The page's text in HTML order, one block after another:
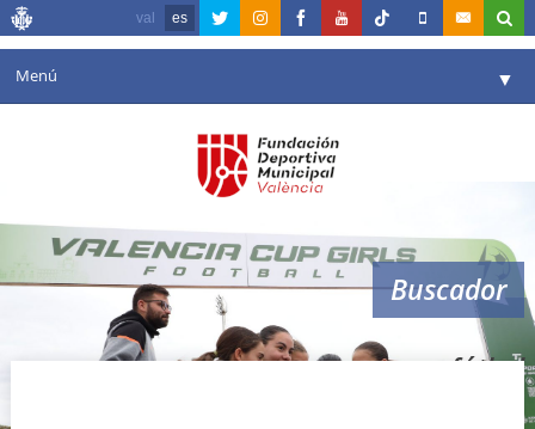
val es
Menú ▼
Instalaciones ▼
Comunicación ▼
Valencia en deporte
Buscador
fútbol